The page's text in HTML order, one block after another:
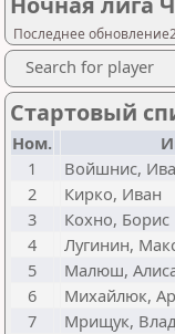
Последнее
Search for player
Стартовый
Ном.
1
Войшнис,
2
Кирко, Иван
3
Кохно, Борис
4
Лугинин,
5
Малюш,
6
Михайлюк,
7
Мрищук,